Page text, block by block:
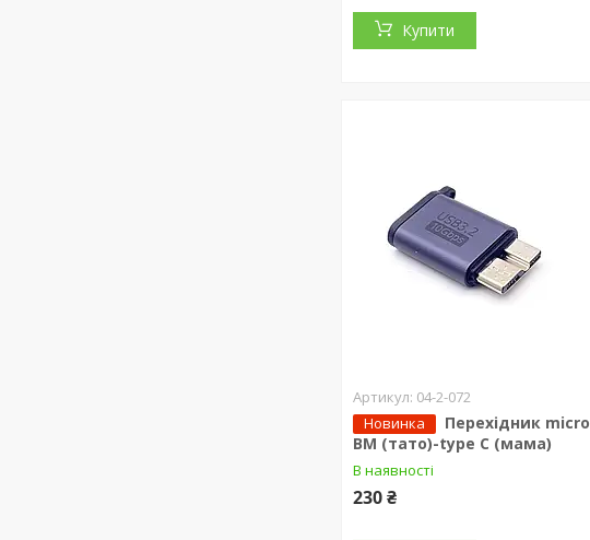
Купити
04-2-072
Новинка
Перехідник micro
BM (тато)-type C (мама)
В наявності
230 ₴